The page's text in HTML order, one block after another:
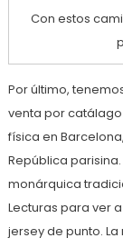
Con estos
Por último,
venta por
física en
República
monárquica
Lecturas para ver
jersey de punto.